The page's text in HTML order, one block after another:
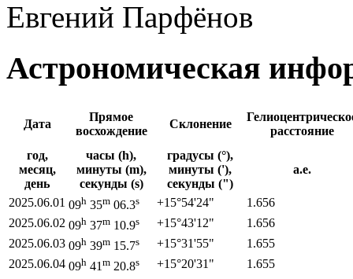
Евгений Парфёнов
Астрономическая
Дата
Прямое
восхождение
Склонение
расстояние
год,
месяц,
день
часы (h),
минуты (m),
секунды (s)
градусы (°),
минуты ('),
секунды (")
а.е.
2025.06.01 09h 35m 06.3s +15°54'24"
1.656
2025.06.02 09h 37m 10.9s +15°43'12"
1.656
2025.06.03 09h 39m 15.7s +15°31'55"
1.655
2025.06.04 09h 41 m 20.8s +15°20'31"
1.655